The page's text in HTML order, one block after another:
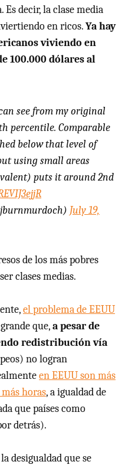
decir, la clase media
en ricos.Ya hay
viviendo en
100.000 dólares al
see from my original
percentile. Comparable
below that level of
using small areas
puts it around 2nd
July 19,
de los más pobres
clases medias.
el problema de EEUU
que,a pesar de
redistribución vía
no logran
en EEUU son más
horas, a igualdad de
que países como
detrás).
desigualdad que se